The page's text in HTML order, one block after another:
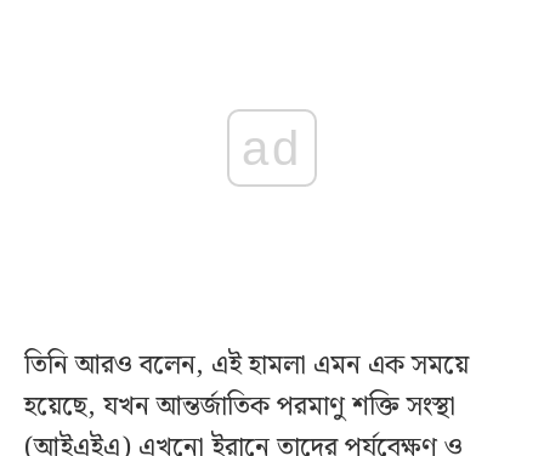
ad
তিনি আরও বলেন, এই হামলা এমন এক সময়ে
হয়েছে, যখন আন্তর্জাতিক পরমাণু শক্তি সংস্থা